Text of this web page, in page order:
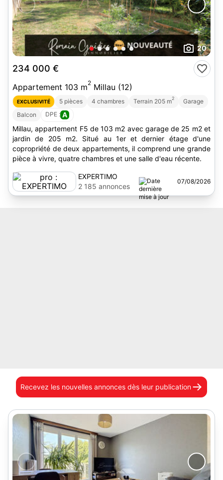
20
234 000 €
Appartement 103 m2 Millau (12)
EXCLUSIVITÉ 5 pièces 4 chambres Terrain 205 m2
Garage
Balcon
DPE : A
Millau, appartement F5 de 103 m2 avec garage de 25 m2 et
jardin de 205 m2. Situé au 1er et dernier étage d'une
copropriété de deux appartements, il comprend une grande
pièce à vivre, quatre chambres et une salle d'eau récente.
EXPERTIMO
2 185 annonces
07/08/2026
Recevez les nouvelles annonces dès leur publication